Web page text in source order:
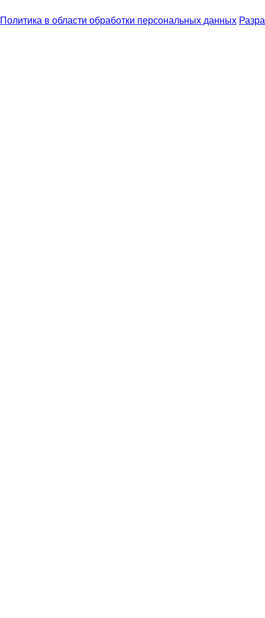
Политика в области обработки персональных данных